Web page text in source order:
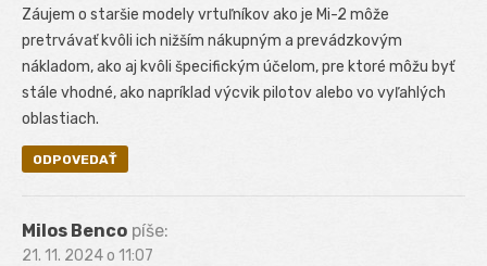
Záujem o staršie modely vrtuľníkov ako je Mi-2 môže
pretrvávať kvôli ich nižším nákupným a prevádzkovým
nákladom, ako aj kvôli špecifickým účelom, pre ktoré môžu byť
stále vhodné, ako napríklad výcvik pilotov alebo vo vyľahlých
oblastiach.
ODPOVEDAŤ
Milos Benco píše:
21. 11. 2024 o 11:07